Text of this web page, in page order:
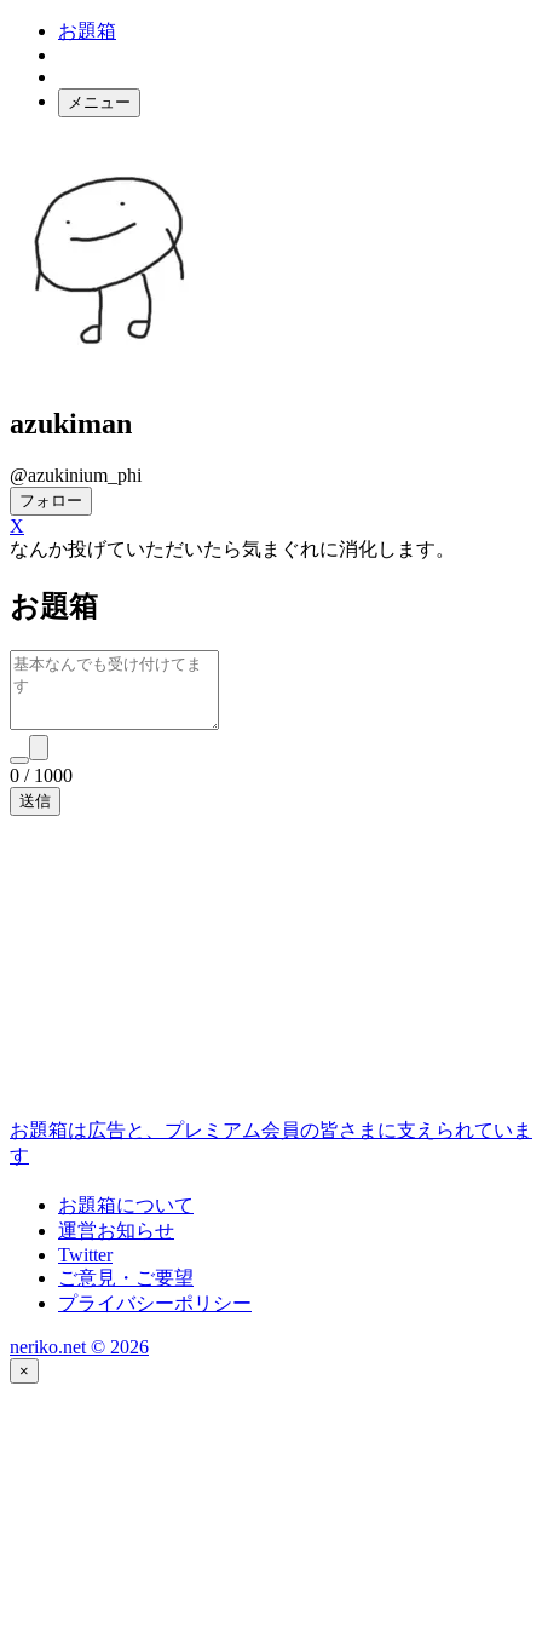
お題箱
メニュー
ログイン
azukiman
@azukinium_phi
フォロー
X
なんか投げていただいたら気まぐれに消化します。
お題箱
0 / 1000
お題箱は広告と、プレミアム会員の皆さまに支えられていま
す
お題箱について
運営お知らせ
Twitter
ご意見・ご要望
プライバシーポリシー
neriko.net © 2026
×